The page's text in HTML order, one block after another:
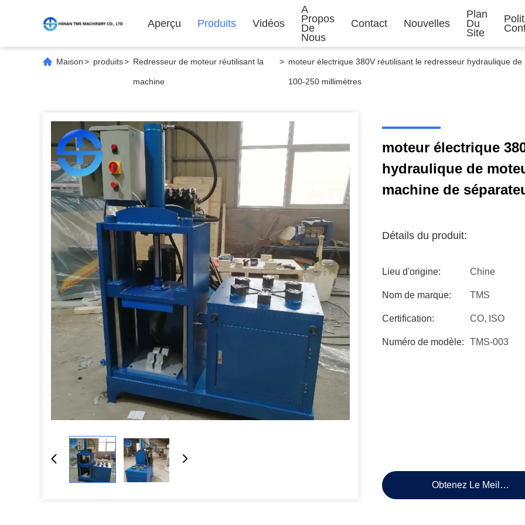
Aperçu Produits Vidéos
A
Propos
De
Nous
Contact Nouvelles
Plan
Du
Site
Maison> produits> Redresseur de moteur réutilisant la
machine
> moteur électrique 380V réutilisant le redresseur hydraulique
100-250 millimètres
moteur électrique
hydraulique de
machine de
Détails du produit:
Lieu d'origine: Chine
Nom de marque: TMS
Certification: CO, ISO
Numéro de modèle: TMS-003
Obtenez Le Meilleur